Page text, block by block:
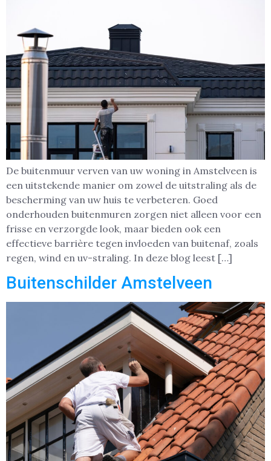
De buitenmuur verven van uw woning in Amstelveen is
een uitstekende manier om zowel de uitstraling als de
bescherming van uw huis te verbeteren. Goed
onderhouden buitenmuren zorgen niet alleen voor een
frisse en verzorgde look, maar bieden ook een
effectieve barrière tegen invloeden van buitenaf, zoals
regen, wind en uv-straling. In deze blog leest […]
Buitenschilder Amstelveen